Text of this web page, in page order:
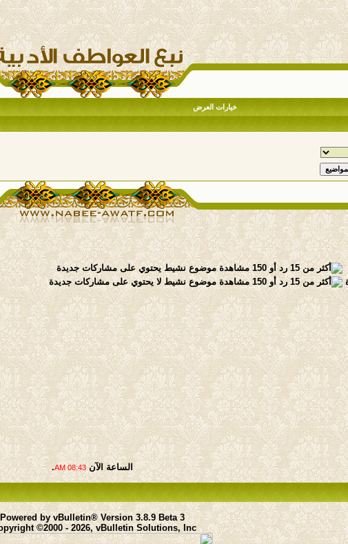
خيارات العرض
موضوع نشيط يحتوي على مشاركات جديدة
موضوع نشيط لا يحتوي على مشاركات جديدة
الساعة الآن08:43 AM
.
Powered by vBulletin® Version 3.8.9 Beta 3
©2000 - 2026, vBulletin Solutions, Inc.